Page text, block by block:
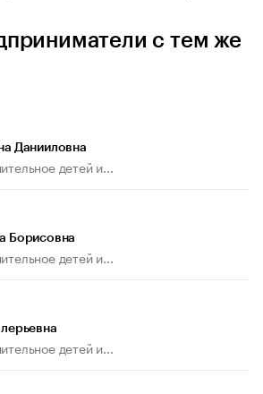
с тем же
Данииловна
детей и...
Борисовна
детей и...
детей и...